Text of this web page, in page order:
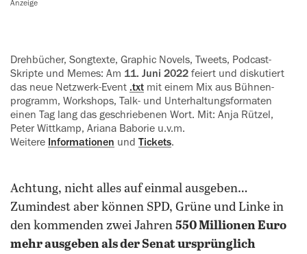
Anzeige
Drehbücher, Songtexte, Graphic Novels, Tweets, Podcast-
Skripte und Memes: Am 11. Juni 2022 feiert und diskutiert
das neue Netzwerk-Event .txt mit einem Mix aus Bühnen­
programm, Workshops, Talk- und Unterhaltungs­formaten
einen Tag lang das geschriebenen Wort. Mit: Anja Rützel,
Peter Wittkamp, Ariana Baborie u.v.m.
Weitere Informationen und Tickets.
Achtung, nicht alles auf einmal ausgeben…
Zumindest aber können SPD, Grüne und Linke in
den kommenden zwei Jahren 550 Millionen Euro
mehr ausgeben als der Senat ursprünglich